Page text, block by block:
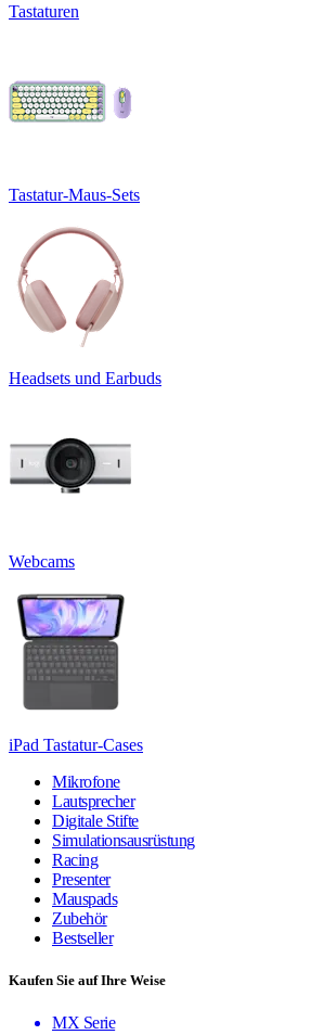
Tastaturen
Tastatur-Maus-Sets
Headsets und Earbuds
Webcams
iPad Tastatur-Cases
Mikrofone
Lautsprecher
Digitale Stifte
Simulationsausrüstung
Racing
Presenter
Mauspads
Zubehör
Bestseller
Kaufen Sie auf Ihre Weise
MX Serie